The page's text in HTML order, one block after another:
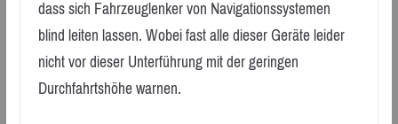
dass sich Fahrzeuglenker von Navigationssystemen
blind leiten lassen. Wobei fast alle dieser Geräte leider
nicht vor dieser Unterführung mit der geringen
Durchfahrtshöhe warnen.